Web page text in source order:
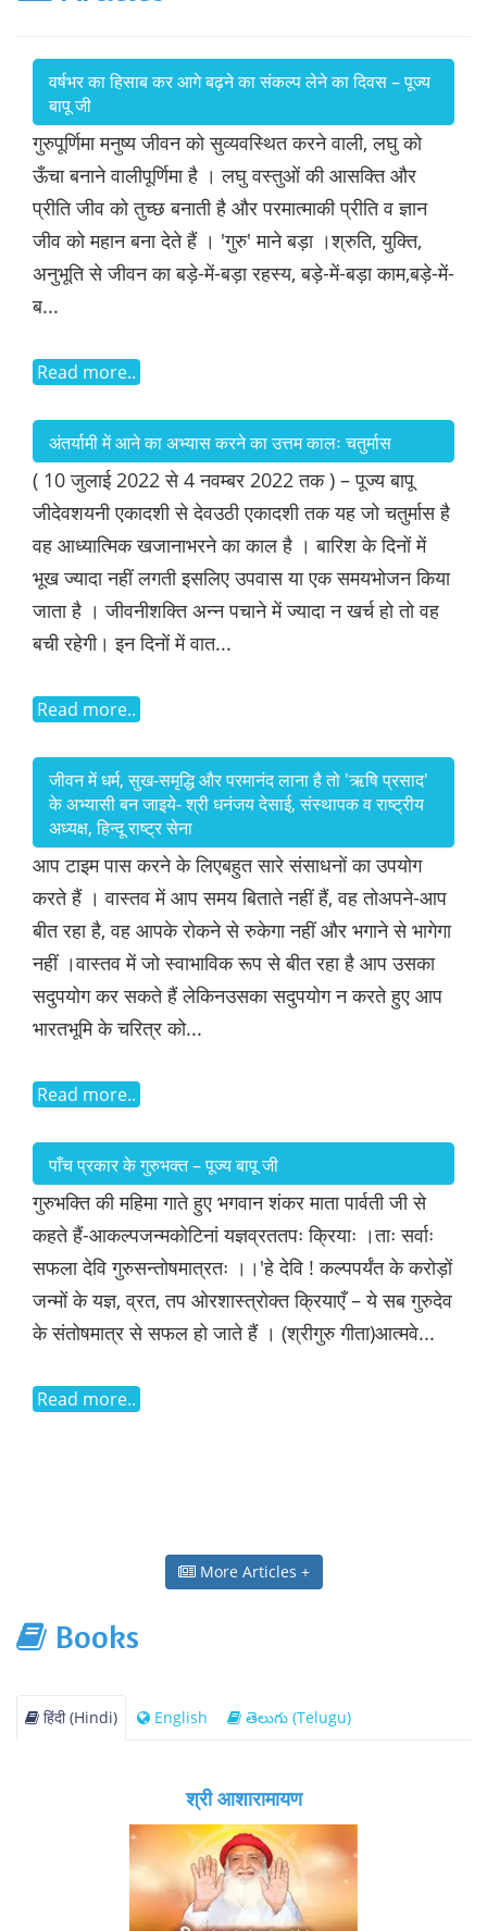
वर्षभर का हिसाब कर आगे बढ़ने का संकल्प लेने का दिवस – पूज्य
बापू जी
गुरुपूर्णिमा मनुष्य जीवन को सुव्यवस्थित करने वाली, लघु को
ऊँचा बनाने वालीपूर्णिमा है । लघु वस्तुओं की आसक्ति और
प्रीति जीव को तुच्छ बनाती है और परमात्माकी प्रीति व ज्ञान
जीव को महान बना देते हैं । 'गुरु' माने बड़ा ।श्रुति, युक्ति,
अनुभूति से जीवन का बड़े-में-बड़ा रहस्य, बड़े-में-बड़ा काम,बड़े-में-
ब...
Read more..
अंतर्यामी में आने का अभ्यास करने का उत्तम कालः चतुर्मास
( 10 जुलाई 2022 से 4 नवम्बर 2022 तक ) – पूज्य बापू
जीदेवशयनी एकादशी से देवउठी एकादशी तक यह जो चतुर्मास है
वह आध्यात्मिक खजानाभरने का काल है । बारिश के दिनों में
भूख ज्यादा नहीं लगती इसलिए उपवास या एक समयभोजन किया
जाता है । जीवनीशक्ति अन्न पचाने में ज्यादा न खर्च हो तो वह
बची रहेगी। इन दिनों में वात...
Read more..
जीवन में धर्म, सुख-समृद्धि और परमानंद लाना है तो 'ऋषि प्रसाद'
के अभ्यासी बन जाइये- श्री धनंजय देसाई, संस्थापक व राष्ट्रीय
अध्यक्ष, हिन्दू राष्ट्र सेना
आप टाइम पास करने के लिएबहुत सारे संसाधनों का उपयोग
करते हैं । वास्तव में आप समय बिताते नहीं हैं, वह तोअपने-आप
बीत रहा है, वह आपके रोकने से रुकेगा नहीं और भगाने से भागेगा
नहीं ।वास्तव में जो स्वाभाविक रूप से बीत रहा है आप उसका
सदुपयोग कर सकते हैं लेकिनउसका सदुपयोग न करते हुए आप
भारतभूमि के चरित्र को...
Read more..
पाँच प्रकार के गुरुभक्त – पूज्य बापू जी
गुरुभक्ति की महिमा गाते हुए भगवान शंकर माता पार्वती जी से
कहते हैं-आकल्पजन्मकोटिनां यज्ञव्रततपः क्रियाः ।ताः सर्वाः
सफला देवि गुरुसन्तोषमात्रतः ।।'हे देवि ! कल्पपर्यंत के करोड़ों
जन्मों के यज्ञ, व्रत, तप ओरशास्त्रोक्त क्रियाएँ – ये सब गुरुदेव
के संतोषमात्र से सफल हो जाते हैं । (श्रीगुरु गीता)आत्मवे...
Read more..
More Articles +
Books
हिंदी (Hindi) English తెలుగు (Telugu)
श्री आशारामायण